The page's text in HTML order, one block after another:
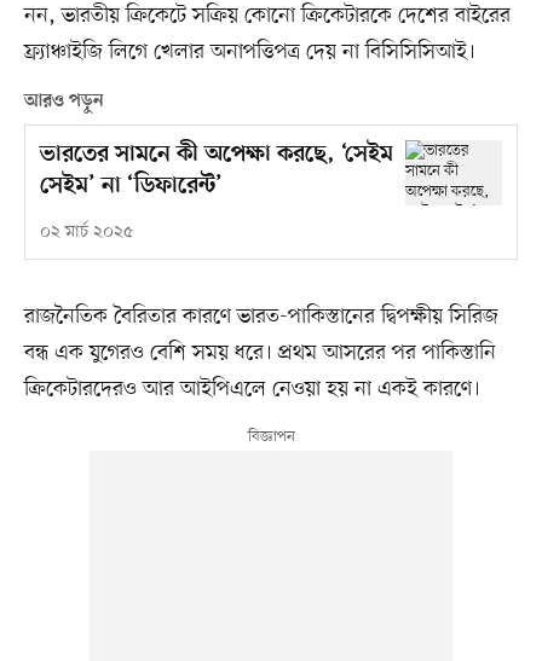
নন, ভারতীয় ক্রিকেটে সক্রিয় কোনো ক্রিকেটারকে দেশের বাইরের
ফ্র্যাঞ্চাইজি লিগে খেলার অনাপত্তিপত্র দেয় না বিসিসিসিআই।
আরও পড়ুন
ভারতের সামনে কী অপেক্ষা করছে, ‘সেইম
সেইম’ না ‘ডিফারেন্ট’
০২ মার্চ ২০২৫
রাজনৈতিক বৈরিতার কারণে ভারত-পাকিস্তানের দ্বিপক্ষীয় সিরিজ
বন্ধ এক যুগেরও বেশি সময় ধরে। প্রথম আসরের পর পাকিস্তানি
ক্রিকেটারদেরও আর আইপিএলে নেওয়া হয় না একই কারণে।